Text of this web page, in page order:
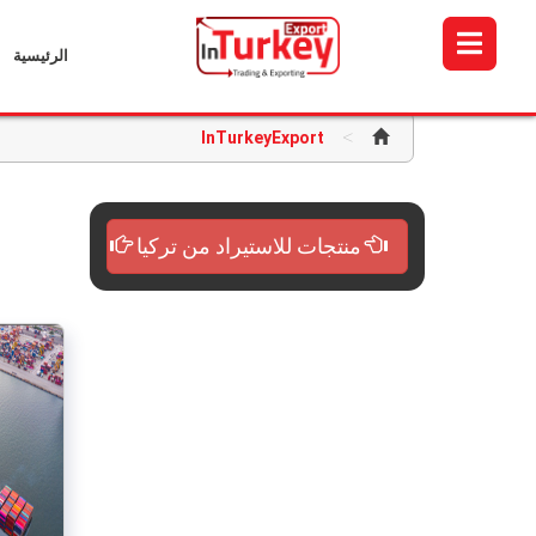
الرئيسية
>
InTurkeyExport
منتجات للاستيراد من تركيا